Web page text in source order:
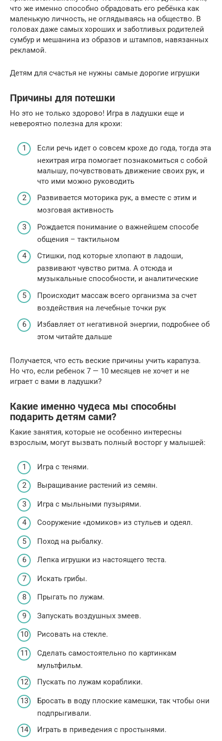
что же именно способно обрадовать его ребёнка как
маленькую личность, не оглядываясь на общество. В
головах даже самых хороших и заботливых родителей
сумбур и мешанина из образов и штампов, навязанных
рекламой.
Детям для счастья не нужны самые дорогие игрушки
Причины для потешки
Но это не только здорово! Игра в ладушки еще и
невероятно полезна для крохи:
Если речь идет о совсем крохе до года, тогда эта
нехитрая игра помогает познакомиться с собой
малышу, почувствовать движение своих рук, и
что ими можно руководить
Развивается моторика рук, а вместе с этим и
мозговая активность
Рождается понимание о важнейшем способе
общения – тактильном
Стишки, под которые хлопают в ладоши,
развивают чувство ритма. А отсюда и
музыкальные способности, и аналитические
Происходит массаж всего организма за счет
воздействия на лечебные точки рук
Избавляет от негативной энергии, подробнее об
этом читайте дальше
Получается, что есть веские причины учить карапуза.
Но что, если ребенок 7 — 10 месяцев не хочет и не
играет с вами в ладушки?
Какие именно чудеса мы способны
подарить детям сами?
Какие занятия, которые не особенно интересны
взрослым, могут вызвать полный восторг у малышей:
Игра с тенями.
Выращивание растений из семян.
Игра с мыльными пузырями.
Сооружение «домиков» из стульев и одеял.
Поход на рыбалку.
Лепка игрушки из настоящего теста.
Искать грибы.
Прыгать по лужам.
Запускать воздушных змеев.
Рисовать на стекле.
Сделать самостоятельно по картинкам
мультфильм.
Пускать по лужам кораблики.
Бросать в воду плоские камешки, так чтобы они
подпрыгивали.
Играть в приведения с простынями.